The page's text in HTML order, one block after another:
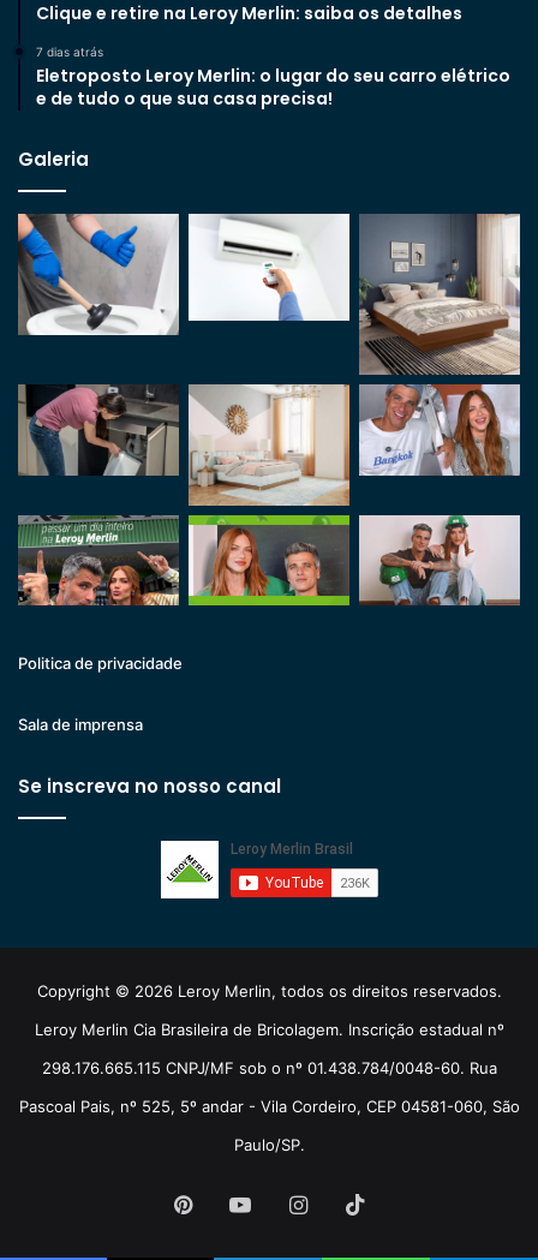
Clique e retire na Leroy Merlin: saiba os detalhes
7 dias atrás
Eletroposto Leroy Merlin: o lugar do seu carro elétrico
e de tudo o que sua casa precisa!
Galeria
Politica de privacidade
Sala de imprensa
Se inscreva no nosso canal
Copyright © 2026 Leroy Merlin, todos os direitos reservados.
Leroy Merlin Cia Brasileira de Bricolagem. Inscrição estadual nº
298.176.665.115 CNPJ/MF sob o nº 01.438.784/0048-60. Rua
Pascoal Pais, nº 525, 5º andar - Vila Cordeiro, CEP 04581-060, São
Paulo/SP.
PinterestYouTubeInstagram